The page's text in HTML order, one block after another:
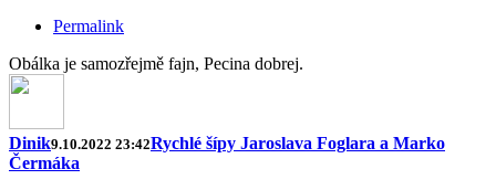
Permalink
Obálka je samozřejmě fajn, Pecina dobrej.
Dinik9.10.2022 23:42Rychlé šípy Jaroslava Foglara a Marko
Čermáka